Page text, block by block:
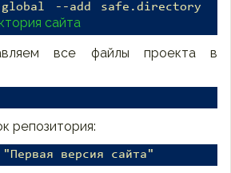
--add safe.directory
сайта
все файлы проекта в
репозитория:
версия сайта"